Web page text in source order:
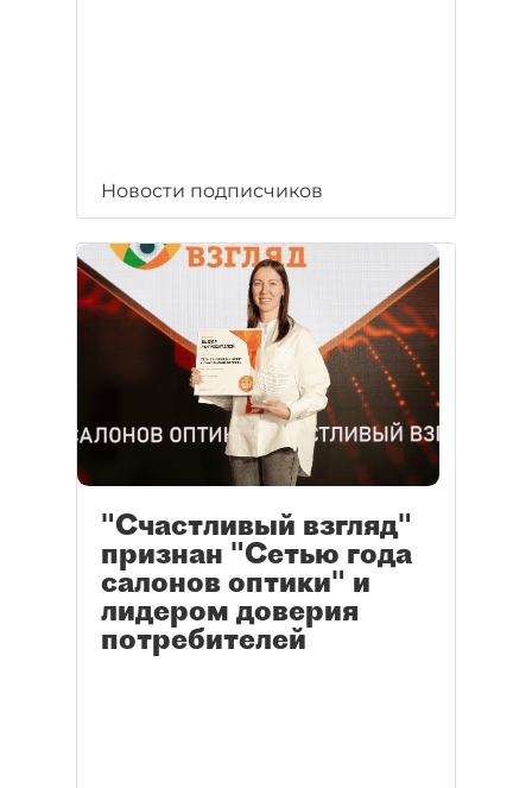
Новости подписчиков
"Счастливый взгляд"
признан "Сетью года
салонов оптики" и
лидером доверия
потребителей